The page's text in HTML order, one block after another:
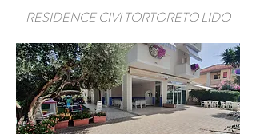
RESIDENCE CIVI TORTORETO LIDO